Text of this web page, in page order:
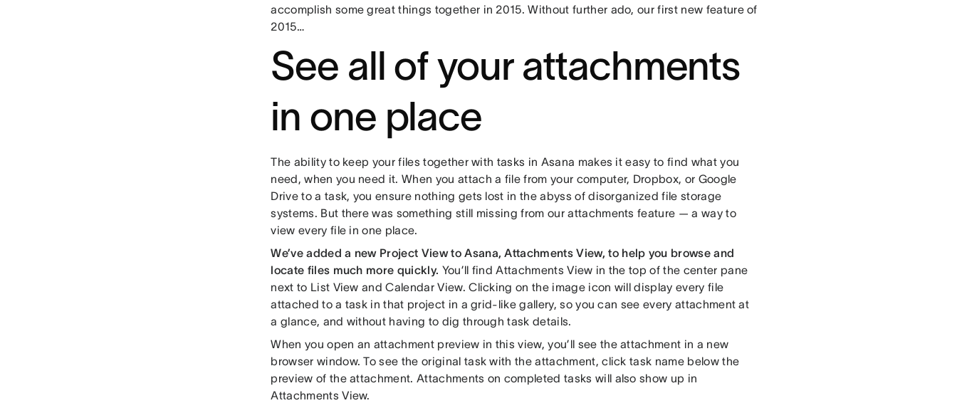
accomplish some great things together in 2015. Without further ado, our first new feature of
2015…
See all of your attachments
in one place
The ability to keep your files together with tasks in Asana makes it easy to find what you
need, when you need it. When you attach a file from your computer, Dropbox, or Google
Drive to a task, you ensure nothing gets lost in the abyss of disorganized file storage
systems. But there was something still missing from our attachments feature — a way to
view every file in one place.
We’ve added a new Project View to Asana, Attachments View, to help you browse and
locate files much more quickly. You’ll find Attachments View in the top of the center pane
next to List View and Calendar View. Clicking on the image icon will display every file
attached to a task in that project in a grid-like gallery, so you can see every attachment at
a glance, and without having to dig through task details.
When you open an attachment preview in this view, you’ll see the attachment in a new
browser window. To see the original task with the attachment, click task name below the
preview of the attachment. Attachments on completed tasks will also show up in
Attachments View.